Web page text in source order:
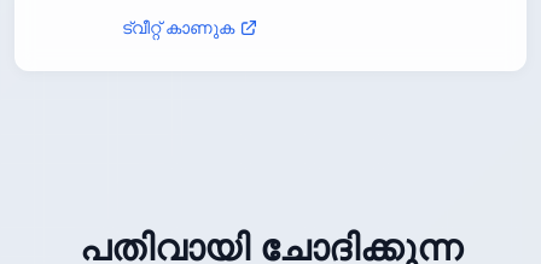
ട്വീറ്റ് കാണുക
പതിവായി ചോദിക്കുന്ന